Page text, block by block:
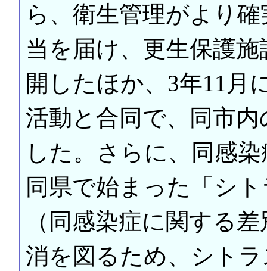
ら、衛生管理がより
当を届け、更生保護
開したほか、3年11月
活動と合同で、同市
した。さらに、同感
同県で始まった「シ
（同感染症に関する
消を図るため、シト